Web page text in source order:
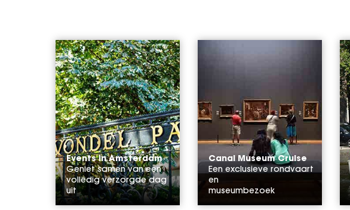
Events in Amsterdam
Geniet samen van een
volledig verzorgde dag
uit
Canal Museum Cruise
Een exclusieve rondvaart
en
museumbezoek